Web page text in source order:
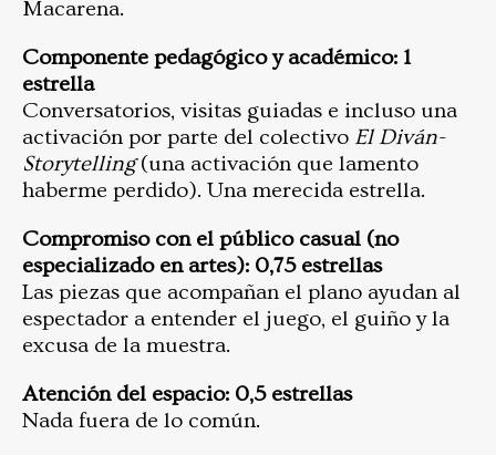
Macarena.
Componente pedagógico y académico: 1
estrella
Conversatorios, visitas guiadas e incluso una
activación por parte del colectivo El Diván-
Storytelling(una activación que lamento
haberme perdido). Una merecida estrella.
Compromiso con el público casual (no
especializado en artes): 0,75 estrellas
Las piezas que acompañan el plano ayudan al
espectador a entender el juego, el guiño y la
excusa de la muestra.
Atención del espacio: 0,5 estrellas
Nada fuera de lo común.